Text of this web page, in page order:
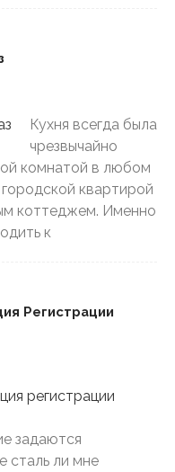
Кухня всегда была
чрезвычайно
комнатой в любом
квартирой
коттеджем. Именно
к
Регистрации
задаются
сталь ли мне